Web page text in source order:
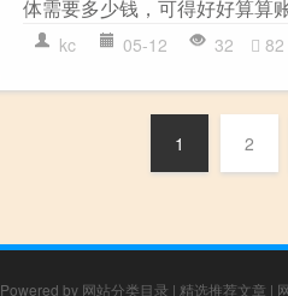
体需要多少钱，可得好好算算
kc 05-12 32 82
1 2
Powered by 网站分类目录 | 精选推荐文章 |